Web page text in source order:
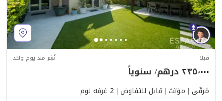
فيلا نُشِر منذ يوم واحد
٢٣٥٬٠٠٠ درهم/ سنوياً
مُرقّى | مؤثث | قابل للتفاوض | 2 غرفة نوم